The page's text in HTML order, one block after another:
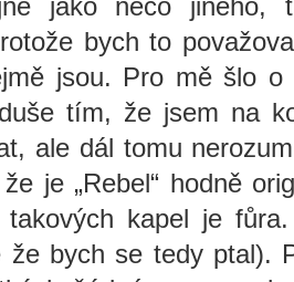
jako něco jiného,
bych to
jsou. Pro mě šlo
tím, že jsem na
ale dál tomu
je „Rebel“ hodně
kapel je
že bych se tedy ptal).